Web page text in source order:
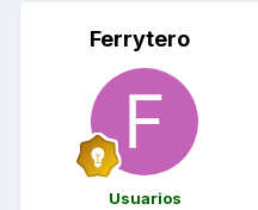
Ferrytero
Usuarios